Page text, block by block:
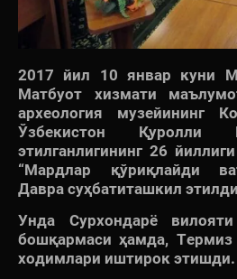
2017 йил 10 январ куни
Матбуот хизмати
археология музейининг
Ўзбекистон Қуролли
этилганлигининг 26
“Мардлар қўриқлайди
Давра суҳбатиташкил
Унда Сурхондарё
бошқармаси ҳамда, Термиз
ходимлари иштирок этишди.